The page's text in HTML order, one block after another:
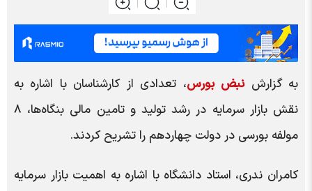
به گزارشنبض بورس، تعدادی از کارشناسان با اشاره به
نقش بازار سرمایه در رشد تولید و تامین مالی بنگاه‌ها، ۸
مولفه بورسی در دولت چهاردهم را تشریح کردند.
کامران ندری، استاد دانشگاه با اشاره به اهمیت بازار سرمایه